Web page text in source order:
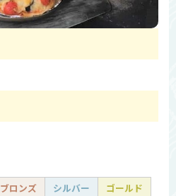
ブロンズ シルバー
ゴールド